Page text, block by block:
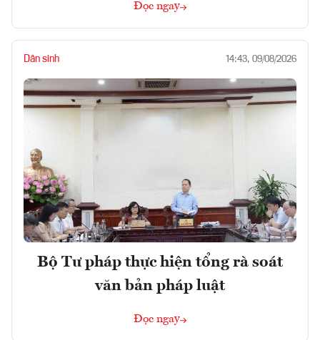
Đọc ngay
Dân sinh 14:43, 09/08/2026
Bộ Tư pháp thực hiện tổng rà soát
văn bản pháp luật
Đọc ngay